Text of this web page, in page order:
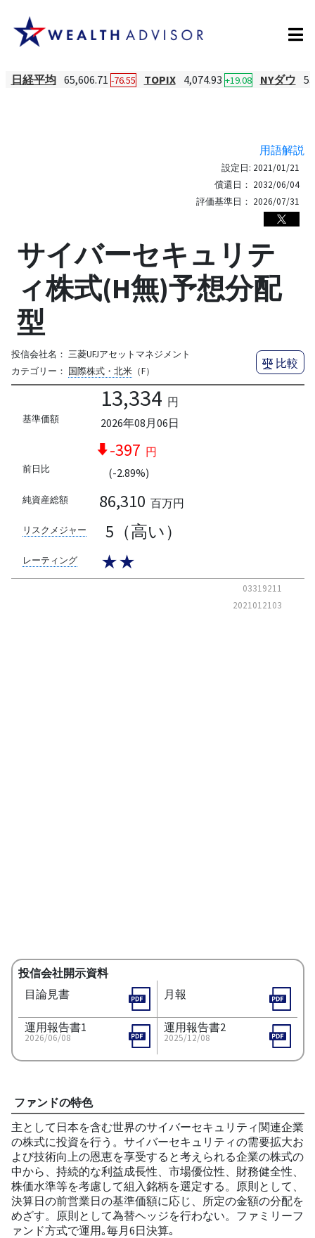
日経平均 65,606.71 -76.55 TOPIX 4,074.93 +19.08 NYダウ
用語解説
設定日: 2021/01/21
償還日： 2032/06/04
評価基準日： 2026/07/31
サイバーセキュリテ
ィ株式(H無)予想分配
型
投信会社名： 三菱UFJアセットマネジメント
カテゴリー： 国際株式・北米（F）
比較
基準価額
13,334 円
2026年08月06日
前日比
-397 円
(-2.89%)
純資産総額 86,310 百万円
リスクメジャー 5（高い）
レーティング ★★
03319211
2021012103
投信会社開示資料
目論見書
月報
運用報告書1
2026/06/08
運用報告書2
2025/12/08
ファンドの特色
主として日本を含む世界のサイバーセキュリティ関連企業
の株式に投資を行う。サイバーセキュリティの需要拡大お
よび技術向上の恩恵を享受すると考えられる企業の株式の
中から、持続的な利益成長性、市場優位性、財務健全性、
株価水準等を考慮して組入銘柄を選定する。原則として、
決算日の前営業日の基準価額に応じ、所定の金額の分配を
めざす。原則として為替ヘッジを行わない。ファミリーフ
ァンド方式で運用｡毎月6日決算｡